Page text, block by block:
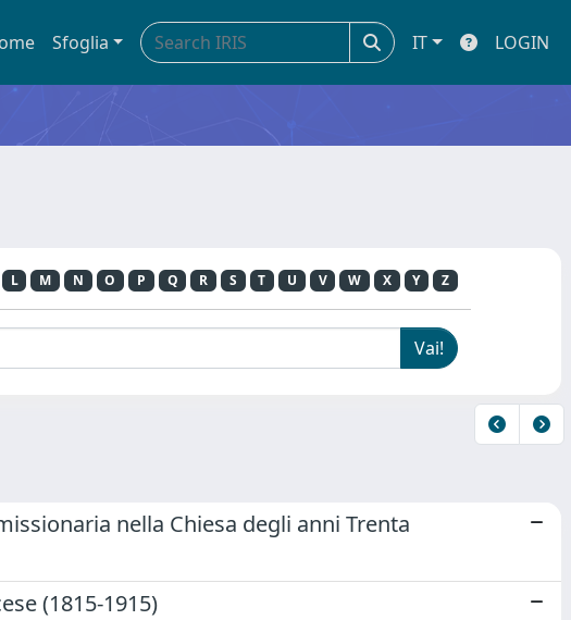
Sfoglia IT LOGIN
L M N O P Q R S T U V W X Y Z
nella Chiesa degli anni Trenta
(1815-1915)